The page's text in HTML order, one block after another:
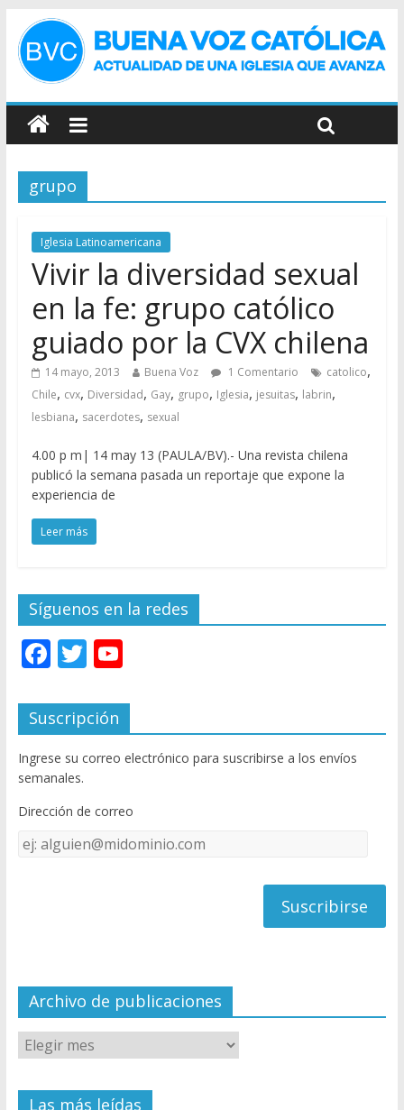
grupo
Iglesia Latinoamericana
Vivir la diversidad sexual
en la fe: grupo católico
guiado por la CVX chilena
14 mayo, 2013 Buena Voz 1 Comentario catolico,
Chile, cvx, Diversidad, Gay, grupo, Iglesia, jesuitas, labrin,
lesbiana, sacerdotes, sexual
4.00 p m| 14 may 13 (PAULA/BV).- Una revista chilena
publicó la semana pasada un reportaje que expone la
experiencia de
Leer más
Síguenos en la redes
F
e
b
o
o
k
T
itt
er
Y
u
T
u
e
C
el
Suscripción
Ingrese su correo electrónico para suscribirse a los envíos
semanales.
Dirección de correo
Dirección
de
Archivo de publicaciones
Las más leídas